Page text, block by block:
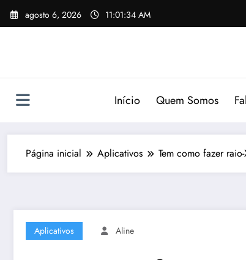
Pular
para
agosto 6, 2026 11:01:35 AM
Início Quem Somos
Página inicial Aplicativos Tem como fazer
Aplicativos Aline